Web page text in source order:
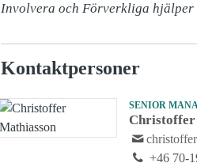
Involvera och Förverkliga hjälper
Kontaktpersoner
SENIOR
Christoffer
+46 70-